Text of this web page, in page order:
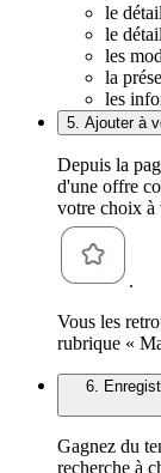
le
le
les
la
les
5. Ajouter à
Depuis la
d'une offre
votre choix à
.
Vous les
rubrique «
6.
Gagnez du
recherche à